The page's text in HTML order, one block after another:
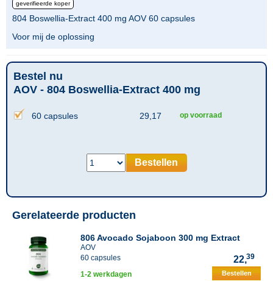
geverifieerde koper
804 Boswellia-Extract 400 mg AOV 60 capsules
Voor mij de oplossing
Bestel nu
AOV - 804 Boswellia-Extract 400 mg
60 capsules 29,17 op voorraad
Bestellen
Gerelateerde producten
806 Avocado Sojaboon 300 mg Extract
AOV
60 capsules
22,39
1-2 werkdagen Bestellen